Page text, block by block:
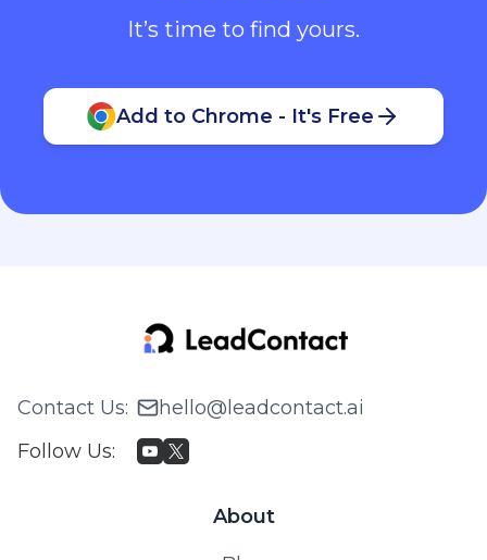
It’s time to find yours.
Add to Chrome - It's Free
Contact Us:
hello@leadcontact.ai
Follow Us:
About